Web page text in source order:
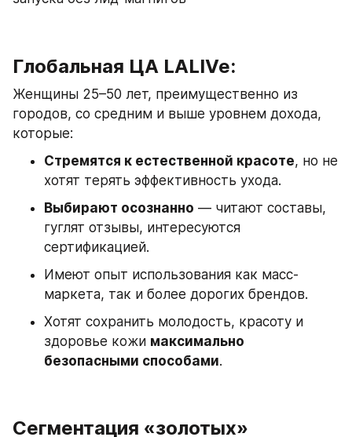
Глобальная ЦА LALIVe:
Женщины 25–50 лет, преимущественно из
городов, со средним и выше уровнем дохода,
которые:
Стремятся к естественной красоте, но не
хотят терять эффективность ухода.
Выбирают осознанно — читают составы,
гуглят отзывы, интересуются
сертификацией.
Имеют опыт использования как масс-
маркета, так и более дорогих брендов.
Хотят сохранить молодость, красоту и
здоровье кожи максимально
безопасными способами.
Сегментация «золотых»